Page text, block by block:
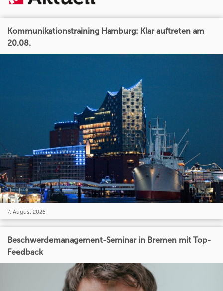
Kommunikationstraining Hamburg: Klar auftreten am
20.08.
7. August 2026
Beschwerdemanagement-Seminar in Bremen mit Top-
Feedback